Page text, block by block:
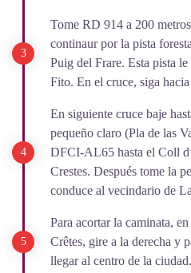
Tome RD 914 a 200
continaur por la pista
Puig del Frare. Esta pista
Fito. En el cruce, siga
En siguiente cruce baje
pequeño claro (Pla de las
DFCI-AL65 hasta el Coll
Crestes. Después tome la
conduce al vecindario de
Para acortar la caminata,
Crêtes, gire a la derecha y
llegar al centro de la ciudad.